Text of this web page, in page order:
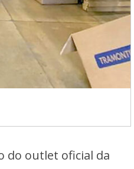
do outlet oficial da